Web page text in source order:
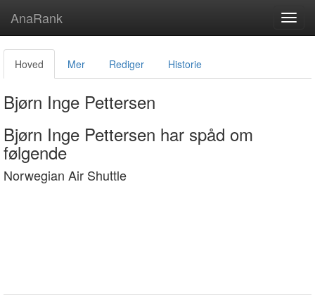
AnaRank
Hoved Mer Rediger Historie
Bjørn Inge Pettersen
Bjørn Inge Pettersen har spåd om
følgende
Norwegian Air Shuttle